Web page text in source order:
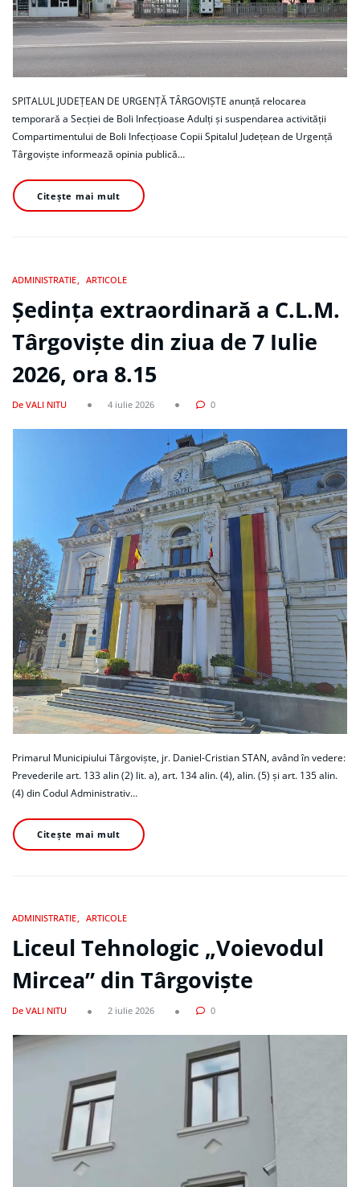
SPITALUL JUDEȚEAN DE URGENȚĂ TÂRGOVIȘTE anunță relocarea
temporară a Secției de Boli Infecțioase Adulți și suspendarea activității
Compartimentului de Boli Infecțioase Copii Spitalul Județean de Urgență
Târgoviște informează opinia publică…
Citește mai mult
ADMINISTRATIE ARTICOLE
Ședința extraordinară a C.L.M.
Târgoviște din ziua de 7 Iulie
2026, ora 8.15
De VALI NITU 4 iulie 2026 0
Primarul Municipiului Târgoviște, jr. Daniel-Cristian STAN, având în vedere:
Prevederile art. 133 alin (2) lit. a), art. 134 alin. (4), alin. (5) și art. 135 alin.
(4) din Codul Administrativ…
Citește mai mult
ADMINISTRATIE ARTICOLE
Liceul Tehnologic „Voievodul
Mircea” din Târgoviște
De VALI NITU 2 iulie 2026 0